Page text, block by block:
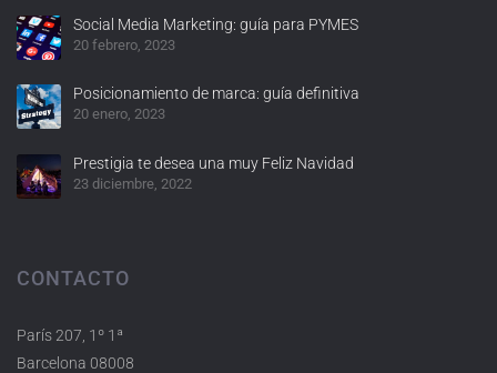
Social Media Marketing: guía para PYMES
20 febrero, 2023
Posicionamiento de marca: guía definitiva
20 enero, 2023
Prestigia te desea una muy Feliz Navidad
23 diciembre, 2022
CONTACTO
París 207, 1º 1ª
Barcelona 08008